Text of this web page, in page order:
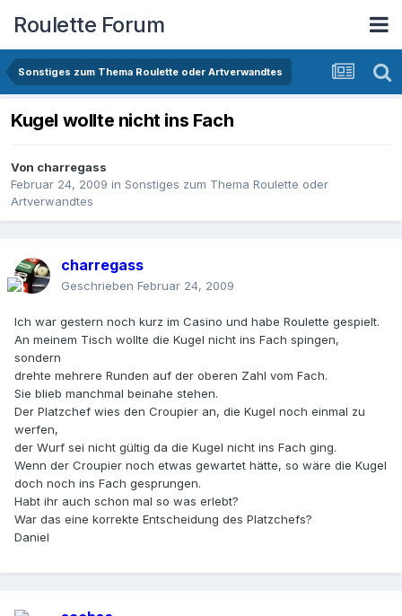
Roulette Forum
Sonstiges zum Thema Roulette oder Artverwandtes
Kugel wollte nicht ins Fach
Von charregass
Februar 24, 2009 in Sonstiges zum Thema Roulette oder
Artverwandtes
charregass
Geschrieben Februar 24, 2009
Ich war gestern noch kurz im Casino und habe Roulette gespielt.
An meinem Tisch wollte die Kugel nicht ins Fach spingen,
sondern
drehte mehrere Runden auf der oberen Zahl vom Fach.
Sie blieb manchmal beinahe stehen.
Der Platzchef wies den Croupier an, die Kugel noch einmal zu
werfen,
der Wurf sei nicht gültig da die Kugel nicht ins Fach ging.
Wenn der Croupier noch etwas gewartet hätte, so wäre die Kugel
doch noch ins Fach gesprungen.
Habt ihr auch schon mal so was erlebt?
War das eine korrekte Entscheidung des Platzchefs?
Daniel